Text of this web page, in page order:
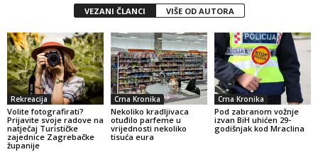
VEZANI ČLANCI VIŠE OD AUTORA
Rekreacija
Volite fotografirati?
Prijavite svoje radove na
natječaj Turističke
zajednice Zagrebačke
županije
Crna Kronika
Nekoliko kradljivaca
otuđilo parfeme u
vrijednosti nekoliko
tisuća eura
Crna Kronika
Pod zabranom vožnje
izvan BiH uhićen 29-
godišnjak kod Mraclina